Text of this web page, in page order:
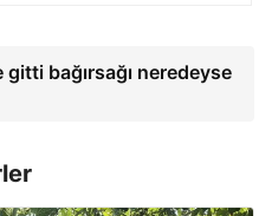
gitti bağırsağı neredeyse